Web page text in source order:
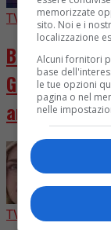
TV 2 giorni fa
Ballando
Giuria
arrivo
TV 6 giorni fa
memorizzate
sito. Noi e i
localizzazione
Alcuni fornitori
base
le tue opzioni
pagina o nel
nelle